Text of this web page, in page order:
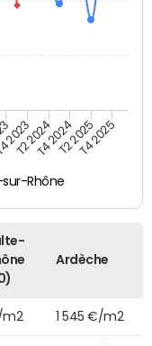
Rhône
2023
T2 2024T4 2024T2 2025T4 2025
Ardèche
m2 1 545 €/m2